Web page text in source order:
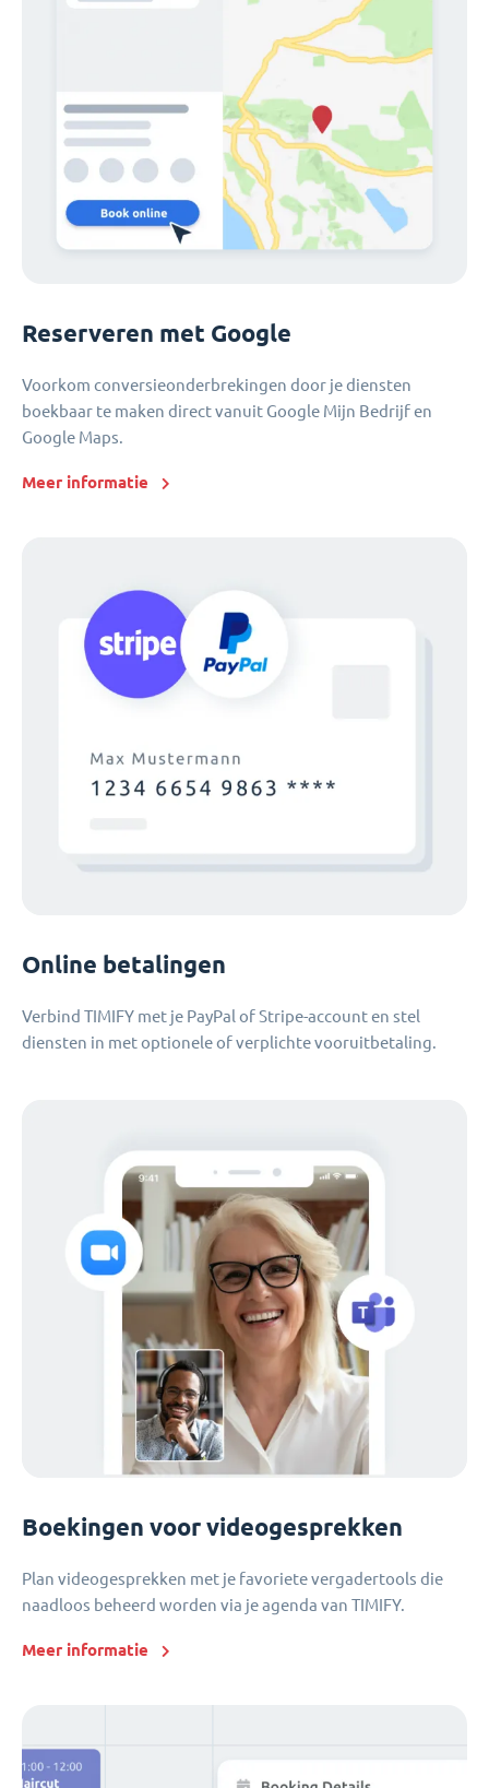
Reserveren met Google
Voorkom conversieonderbrekingen door je diensten
boekbaar te maken direct vanuit Google Mijn Bedrijf en
Google Maps.
Meer informatie
Online betalingen
Verbind TIMIFY met je PayPal of Stripe-account en stel
diensten in met optionele of verplichte vooruitbetaling.
Boekingen voor videogesprekken
Plan videogesprekken met je favoriete vergadertools die
naadloos beheerd worden via je agenda van TIMIFY.
Meer informatie